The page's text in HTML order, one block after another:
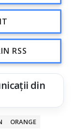
RSS
din
ORANGE